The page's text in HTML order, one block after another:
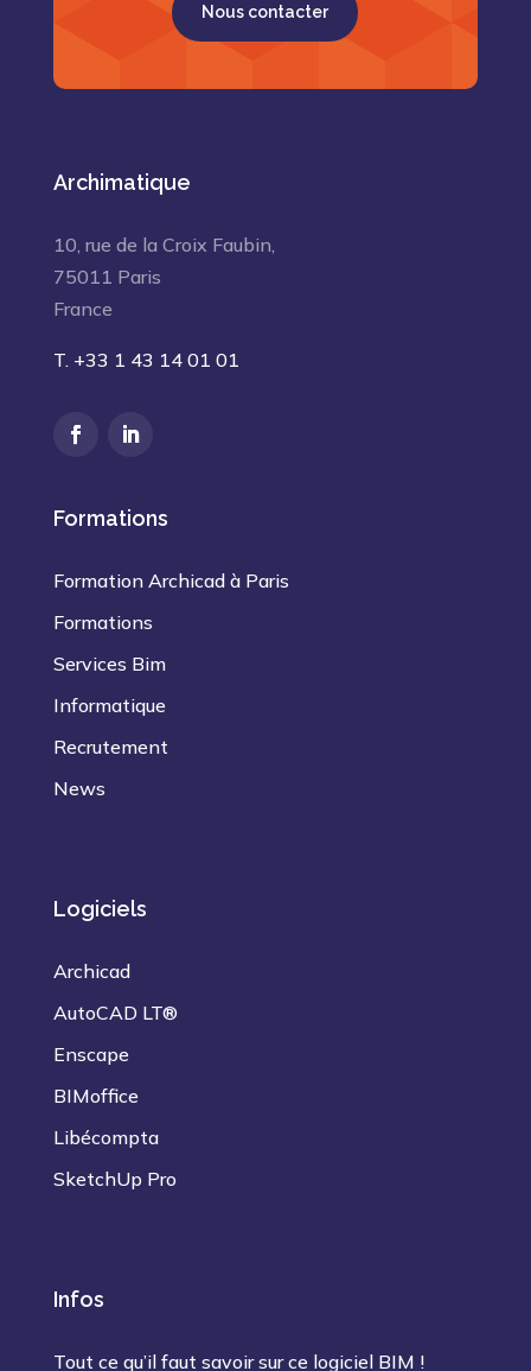
Nous contacter
Archimatique
10, rue de la Croix Faubin,
75011 Paris
France
T. +33 1 43 14 01 01
Formations
Formation Archicad à Paris
Formations
Services Bim
Informatique
Recrutement
News
Logiciels
Archicad
AutoCAD LT®
Enscape
BIMoffice
Libécompta
SketchUp Pro
Infos
Tout ce qu’il faut savoir sur ce logiciel BIM !